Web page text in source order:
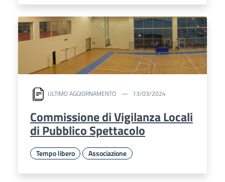
ULTIMO AGGIORNAMENTO 13/03/2024
Commissione di Vigilanza Locali
di Pubblico Spettacolo
Tempo libero Associazione